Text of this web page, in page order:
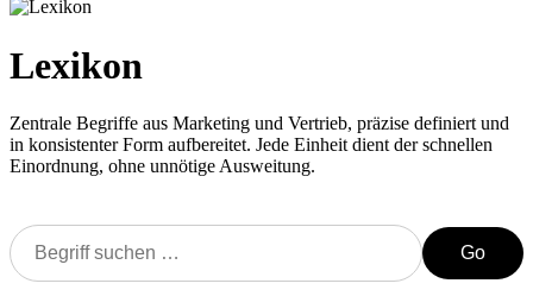
Lexikon
Zentrale Begriffe aus Marketing und Vertrieb, präzise definiert und
in konsistenter Form aufbereitet. Jede Einheit dient der schnellen
Einordnung, ohne unnötige Ausweitung.
Go